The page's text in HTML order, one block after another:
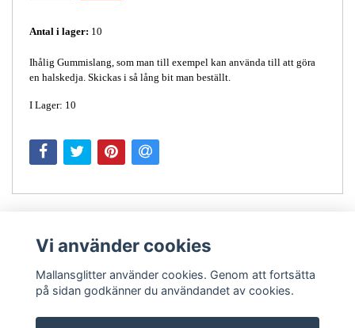
Antal i lager: 10
Ihålig Gummislang, som man till exempel kan använda till att göra
en halskedja. Skickas i så lång bit man beställt.
I Lager: 10
Vi använder cookies
Mallansglitter använder cookies. Genom att fortsätta
på sidan godkänner du användandet av cookies.